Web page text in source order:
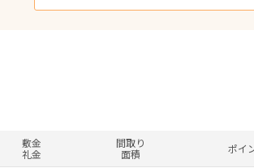
敷金
礼金
間取り
面積
ポイ